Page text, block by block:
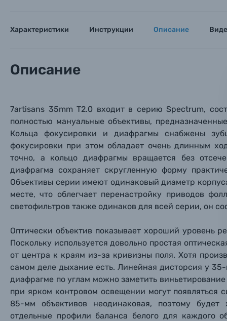
Ваш
Ваш
Вспышки для фотоаппаратов
Оптические приборы
Электроника
Материалы
Фоторамки
Фотоальбомы
Книги о фотографии, альбомы известных
Вами с
Имя*
Номер
Характеристики Инструкции Описание
Описание
7artisans 35mm T2.0 входит в серию Spectrum,
полностью мануальные объективы,
Кольца фокусировки и диафрагмы снабжены
фокусировки при этом обладает очень длинным
точно, а кольцо диафрагмы вращается без
диафрагма сохраняет скругленную форму
Объективы серии имеют одинаковый диаметр
месте, что облегчает перенастройку приводов
светофильтров также одинаков для всей серии, он
Оптически объектив показывает хороший уровень
Поскольку используется довольно простая
от центра к краям из-за кривизны поля. Хотя
самом деле дыхание есть. Линейная дисторсия у
диафрагме по углам можно заметить
при ярком контровом освещении могут
85-мм объективов неодинаковая, поэтому
отдельные профили баланса белого для каждого
Ваш